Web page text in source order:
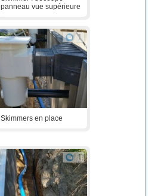
panneau vue supérieure
1
Skimmers en place
1